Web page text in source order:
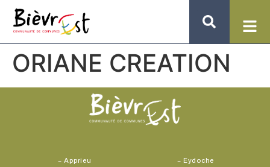
ORIANE CREATION
–Apprieu
– Eydoche